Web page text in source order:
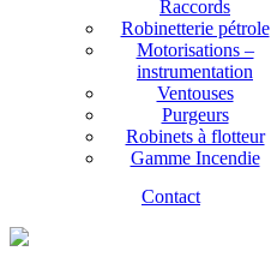
Raccords
Robinetterie pétrole
Motorisations –
instrumentation
Ventouses
Purgeurs
Robinets à flotteur
Gamme Incendie
Contact